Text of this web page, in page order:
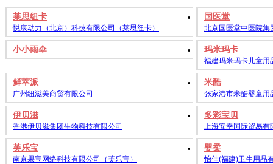
莱思纽卡
悦康动力（北京）科技有限公司（莱思纽卡）
国医堂
北京国医堂中医院集
小小雨伞 玛米玛卡
福建玛米玛卡儿童用
鲜萃派
广州纽滋美商贸有限公司
米酷
张家港市米酷婴童用
伊贝滋
香港伊贝滋集团生物科技有限公司
多彩宝贝
上海安幸国际贸易有
芙乐宝
南京果宝网络科技有限公司（芙乐宝）
婴柔
怡佳(福建)卫生用品